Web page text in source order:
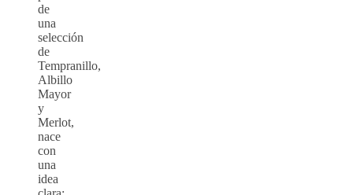
de
una
selección
de
Tempranillo,
Albillo
Mayor
y
Merlot,
nace
con
una
idea